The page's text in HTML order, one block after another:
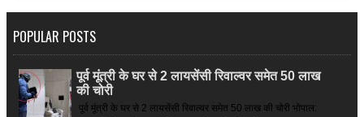
POPULAR POSTS
पूर्व मूंत्री के घर से 2 लायसेंसी रिवाल्वर समेत 50 लाख
की चोरी
पूर्व मूंत्री के घर से 2 लायसेंसी रिवाल्वर समेत 50 लाख की चोरी भोपाल: